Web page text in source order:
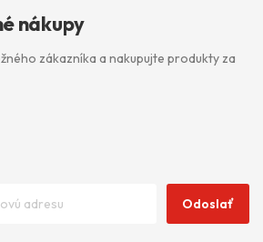
nákupy
zákazníka a nakupujte produkty za
Odoslať